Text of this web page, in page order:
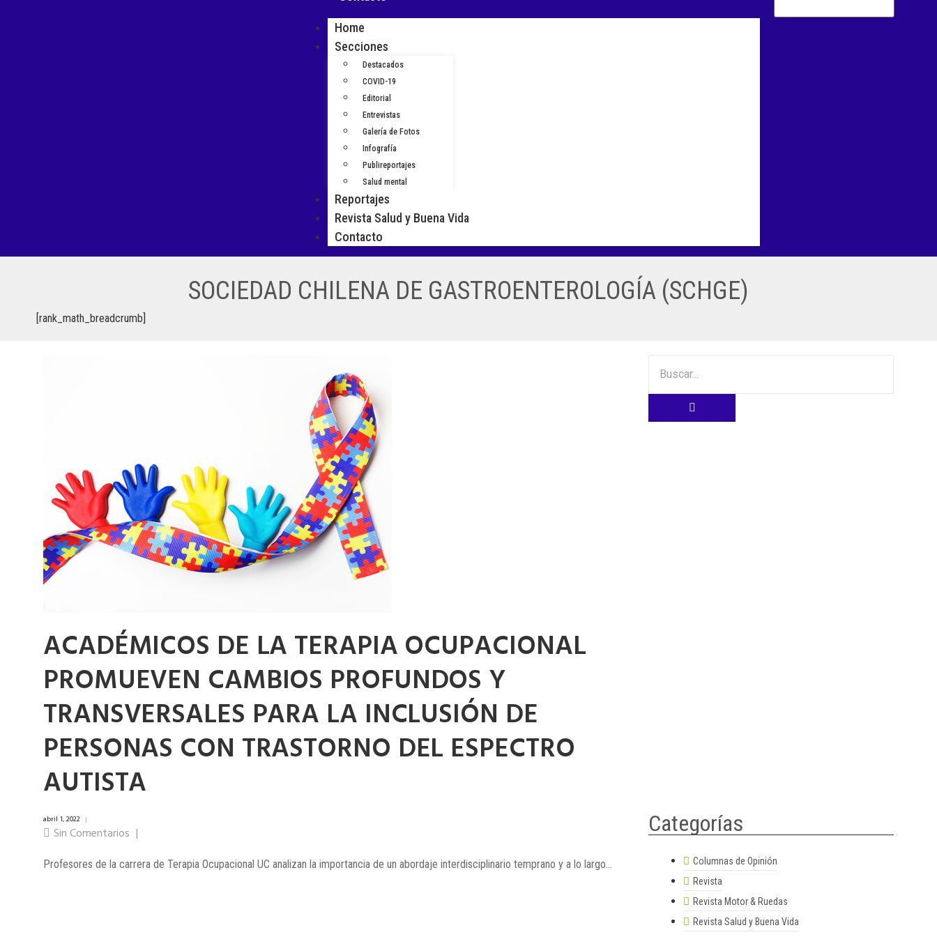
Home
Secciones
Destacados
COVID-19
Editorial
Entrevistas
Galería de Fotos
Infografía
Publireportajes
Salud mental
Reportajes
Revista Salud y Buena Vida
Contacto
SOCIEDAD CHILENA DE GASTROENTEROLOGÍA (SCHGE)
[rank_math_breadcrumb]
ACADÉMICOS DE LA TERAPIA OCUPACIONAL
PROMUEVEN CAMBIOS PROFUNDOS Y
TRANSVERSALES PARA LA INCLUSIÓN DE
PERSONAS CON TRASTORNO DEL ESPECTRO
AUTISTA
abril 1, 2022 |
Sin Comentarios |
Profesores de la carrera de Terapia Ocupacional UC analizan la importancia de un abordaje interdisciplinario temprano y a lo largo...
Categorías
Columnas de Opinión
Revista
Revista Motor & Ruedas
Revista Salud y Buena Vida